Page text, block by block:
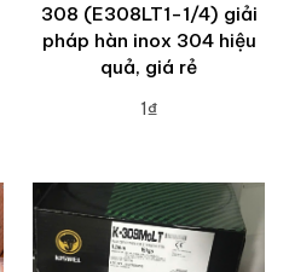
308 (E308LT1-1/4) giải
pháp hàn inox 304 hiệu
quả, giá rẻ
1₫